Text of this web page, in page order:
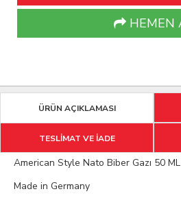
HEMEN
ÜRÜN AÇIKLAMASI
TESLİMAT VE İADE
American Style Nato Biber Gazı 50 ML
Made in Germany